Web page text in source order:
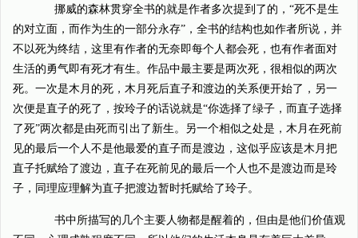
挪威的森林贯穿全书的就是作者多次提到了的，“死不是生
的对立面，而作为生的一部分永存”，全书的结构也如作者所说，并
不以死为终结，这里有作者的无奈即每个人都会死，也有作者面对
生活的勇气即有死才有生。作品中最主要是两次死，很相似的两次
死。一次是木月的死，木月死后直子和渡边的关系便开始了，另一
次便是直子的死了，按玲子的话说就是“你选择了绿子，而直子选择
了死”两次都是由死而引出了新生。另一个相似之处是，木月在死前
见的最后一个人不是他最爱的直子而是渡边，这似乎应该是木月把
直子托赋给了渡边，直子在死前见的最后一个人也不是渡边而是玲
子，同理应理解为直子把渡边暂时托赋给了玲子。
书中所描写的几个主要人物都是醒着的，但由是他们价值观